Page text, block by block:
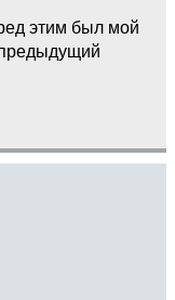
этим был мой
предыдущий